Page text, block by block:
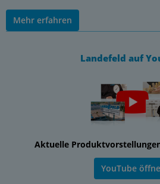
Mehr erfahren
Landefeld auf
Aktuelle
YouTube